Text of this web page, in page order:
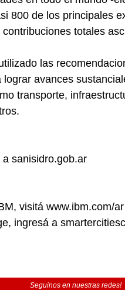
800 de los principales
totales
las
avances
transporte,
sanisidro.gob.ar
visitá www.ibm.com/ar
ingresá a
Seguinos en nuestras redes!